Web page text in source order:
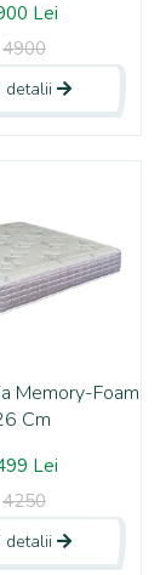
Lei
4900
detalii
Memory-Foam
Cm
Lei
4250
detalii